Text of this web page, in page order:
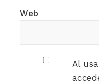
Web
Al